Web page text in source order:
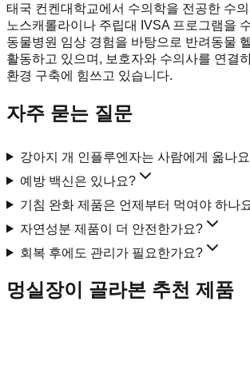
태국 컨켄대학교에서 수의학을 전공한 수
노스캐롤라이나 주립대 IVSA 프로그램을
동물병원 임상 경험을 바탕으로 반려동물
활동하고 있으며, 보호자와 수의사를 연결
환경 구축에 힘쓰고 있습니다.
자주 묻는 질문
강아지 개 인플루엔자는 사람에게 옮나
예방 백신은 있나요?
기침 완화 제품은 언제부터 먹여야 하나
자연성분 제품이 더 안전한가요?
회복 후에도 관리가 필요한가요?
멍실장이 골라본 추천 제품